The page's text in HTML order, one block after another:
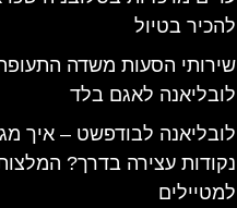
להכיר בטיול
שירותי הסעות משדה
לובליאנה לאגם בלד
לובליאנה לבודפשט – איך
נקודות עצירה בדרך?
למטיילים